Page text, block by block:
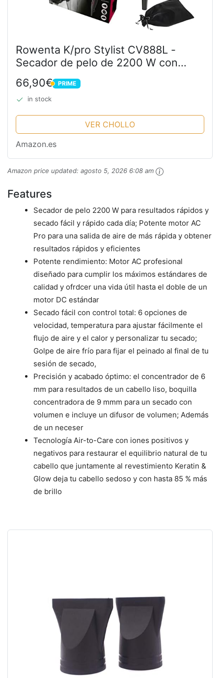
Rowenta K/pro Stylist CV888L -
Secador de pelo de 2200 W con
velocidad/temperatura,
revestimiento Keratin & Glow, 2
boquillas...
66,90€ PRIME
PRIME
in stock
VER CHOLLO
Amazon.es
Amazon price updated: agosto 5, 2026 6:08 am
Features
Secador de pelo 2200 W para resultados rápidos y
secado fácil y rápido cada día; Potente motor AC
Pro para una salida de aire de más rápida y obtener
resultados rápidos y eficientes
Potente rendimiento: Motor AC profesional
diseñado para cumplir los máximos estándares de
calidad y ofrdcer una vida útil hasta el doble de un
motor DC estándar
Secado fácil con control total: 6 opciones de
velocidad, temperatura para ajustar fácilmente el
flujo de aire y el calor y personalizar tu secado;
Golpe de aire frío para fijar el peinado al final de tu
sesión de secado,
Precisión y acabado óptimo: el concentrador de 6
mm para resultados de un cabello liso, boquilla
concentradora de 9 mmm para un secado con
volumen e incluye un difusor de volumen; Además
de un neceser
Tecnología Air-to-Care con iones positivos y
negativos para restaurar el equilibrio natural de tu
cabello que juntamente al revestimiento Keratin &
Glow deja tu cabello sedoso y con hasta 85 % más
de brillo